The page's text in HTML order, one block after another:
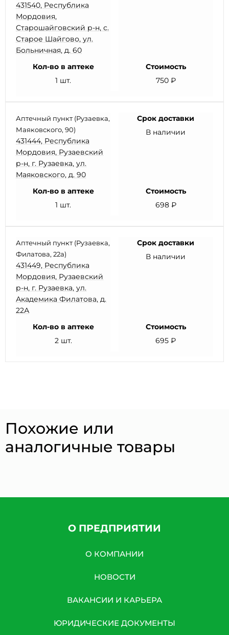
431540, Республика
Мордовия,
Старошайговский р-н, с.
Старое Шайгово, ул.
Больничная, д. 60
Кол-во в аптеке
1 шт.
Стоимость
750 ₽
Аптечный пункт (Рузаевка,
Маяковского, 90)
431444, Республика
Мордовия, Рузаевский
р-н, г. Рузаевка, ул.
Маяковского, д. 90
Срок доставки
В наличии
Кол-во в аптеке
1 шт.
Стоимость
698 ₽
Аптечный пункт (Рузаевка,
Филатова, 22а)
431449, Республика
Мордовия, Рузаевский
р-н, г. Рузаевка, ул.
Академика Филатова, д.
22А
Срок доставки
В наличии
Кол-во в аптеке
2 шт.
Стоимость
695 ₽
Похожие или
аналогичные товары
О ПРЕДПРИЯТИИ
О КОМПАНИИ
НОВОСТИ
ВАКАНСИИ И КАРЬЕРА
ЮРИДИЧЕСКИЕ ДОКУМЕНТЫ